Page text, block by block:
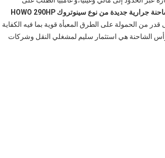
شاحنة جرارية جديدة من نوع سينوتروك HOWO 290HP
من الحمولة على الطرق المعبأة قوية بما فيه الكفاية
الشاحنة هي استثمار سليم لمشغلي النقل وشركات